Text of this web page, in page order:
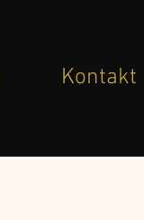
Kontakt